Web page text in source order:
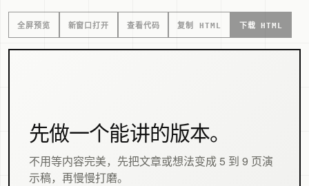
全屏预览 新窗口打开 查看代码 复制 HTML 下载 HTML
先做一个能讲的版本。
不用等内容完美，先把文章或想法变成 5 到 9 页演
示稿，再慢慢打磨。